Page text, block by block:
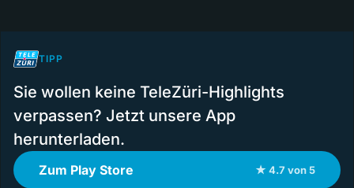
TIPP
Sie wollen keine TeleZüri-Highlights
verpassen? Jetzt unsere App
herunterladen.
Zum Play Store ★ 4.7 von 5